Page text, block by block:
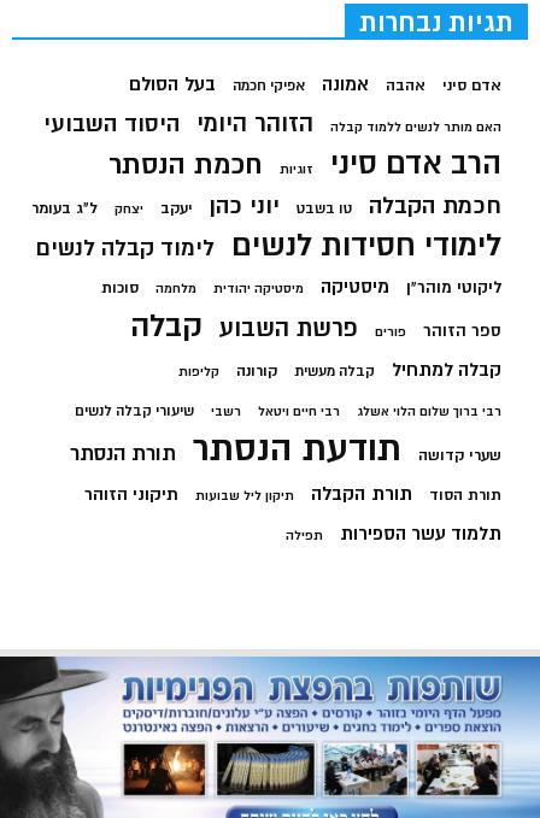
תגיות נבחרות
אדם סיני אהבה אמונה אפיקי חכמה בעל הסולם
האם מותר לנשים ללמוד קבלה הזוהר היומי היסוד השבועי
הרב אדם סיני זוגיות חכמת הנסתר
חכמת הקבלה טו בשבט יוני כהן יעקב יצחק ל"ג בעומר
לימודי חסידות לנשים לימוד קבלה לנשים
ליקוטי מוהר"ן מיסטיקה מיסטיקה יהודית מלחמה סוכות
ספר הזוהר פורים פרשת השבוע קבלה
קבלה למתחיל קבלה מעשית קורונה קליפות
רבי ברוך שלום הלוי אשלג רבי חיים ויטאל רשבי שיעורי קבלה לנשים
שערי קדושה תודעת הנסתר תורת הנסתר
תורת הסוד תורת הקבלה תיקון ליל שבועות תיקוני הזוהר
תלמוד עשר הספירות תפילה